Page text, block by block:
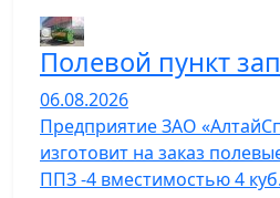
Полевой пункт
06.08.2026
Предприятие ЗАО
изготовит на заказ
ППЗ -4 вместимостью 4